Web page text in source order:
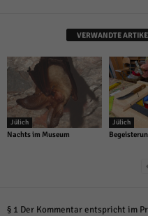
VERWANDTE
Jülich
Nachts im Museum
Jülich
§ 1 Der Kommentar entspricht im